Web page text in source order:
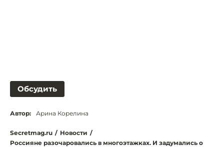
Обсудить
Автор: Арина Корелина
Secretmag.ru / Новости /
Россияне разочаровались в многоэтажках. И задумались о